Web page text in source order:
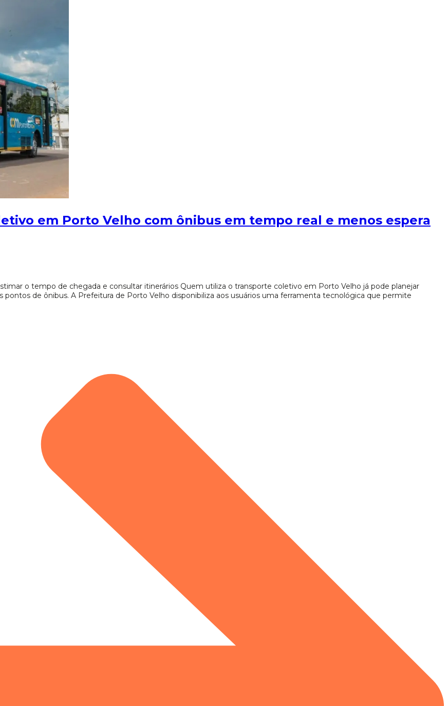
em Porto Velho com ônibus em tempo real e menos espera
o tempo de chegada e consultar itinerários Quem utiliza o transporte coletivo em Porto Velho já pode planejar
de ônibus. A Prefeitura de Porto Velho disponibiliza aos usuários uma ferramenta tecnológica que permite